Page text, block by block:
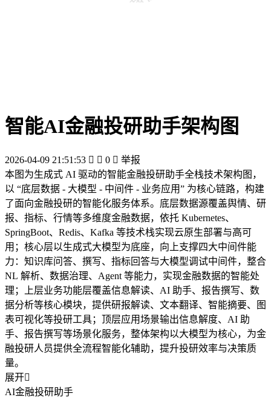
智能AI金融投研助手架构图
2026-04-09 21:51:53   0  举报
本图为生成式 AI 驱动的智能金融投研助手全栈技术架构图，
以 “底层数据 - 大模型 - 中间件 - 业务应用” 为核心链路，构建
了面向金融投研的智能化服务体系。底层数据源覆盖舆情、研
报、指标、行情等多维度金融数据，依托 Kubernetes、
SpringBoot、Redis、Kafka 等技术栈实现云原生部署与高可
用；核心层以生成式大模型为底座，向上支撑四大中间件能
力：知识库问答、撰写、指标回答与大模型调试中间件，整合
NL 解析、数据治理、Agent 等能力，实现金融数据的智能处
理；上层业务功能层覆盖信息解读、AI 助手、报告撰写、数
据分析等核心模块，提供研报解读、文本翻译、智能摘要、图
表可视化等投研工具；顶层应用场景输出信息解度、AI 助
手、报告撰写等场景化服务，整体架构以大模型为核心，为金
融投研人员提供全流程智能化辅助，提升投研效率与决策质
量。
展开
AI金融投研助手